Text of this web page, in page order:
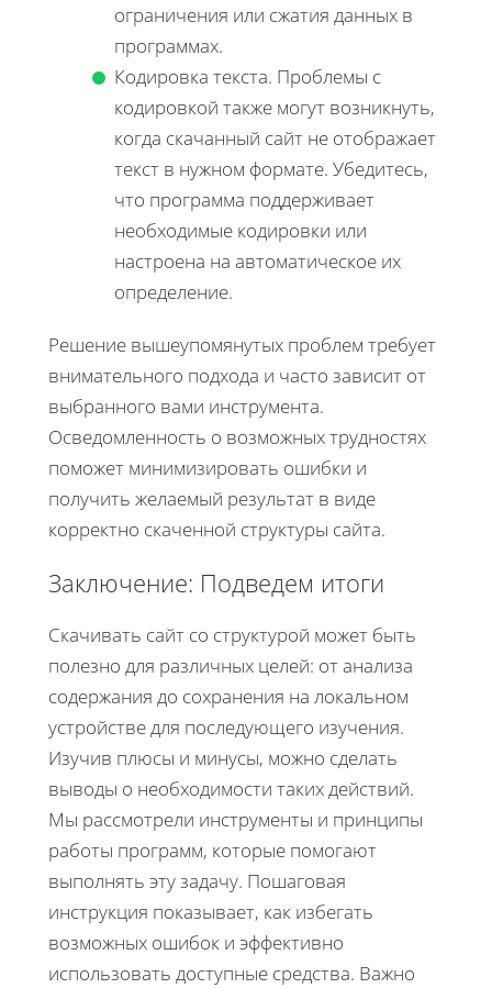
ограничения или сжатия данных в
программах.
Кодировка текста. Проблемы с
кодировкой также могут возникнуть,
когда скачанный сайт не отображает
текст в нужном формате. Убедитесь,
что программа поддерживает
необходимые кодировки или
настроена на автоматическое их
определение.
Решение вышеупомянутых проблем требует
внимательного подхода и часто зависит от
выбранного вами инструмента.
Осведомленность о возможных трудностях
поможет минимизировать ошибки и
получить желаемый результат в виде
корректно скаченной структуры сайта.
Заключение: Подведем итоги
Скачивать сайт со структурой может быть
полезно для различных целей: от анализа
содержания до сохранения на локальном
устройстве для последующего изучения.
Изучив плюсы и минусы, можно сделать
выводы о необходимости таких действий.
Мы рассмотрели инструменты и принципы
работы программ, которые помогают
выполнять эту задачу. Пошаговая
инструкция показывает, как избегать
возможных ошибок и эффективно
использовать доступные средства. Важно